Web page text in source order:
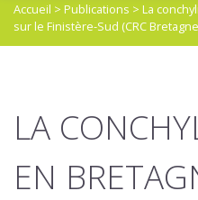
Accueil > Publications > La
sur le Finistère-Sud (CRC
LA
EN